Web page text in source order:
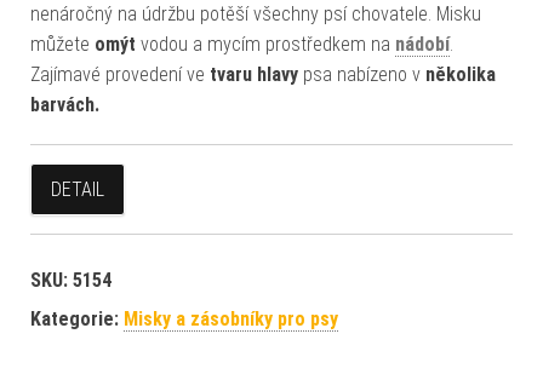
nenáročný na údržbu potěší všechny psí chovatele. Misku
můžete omýt vodou a mycím prostředkem na nádobí.
Zajímavé provedení ve tvaru hlavy psa nabízeno v několika
barvách.
DETAIL
SKU: 5154
Kategorie: Misky a zásobníky pro psy